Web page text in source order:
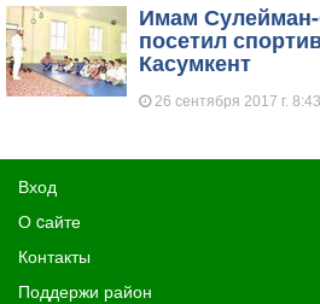
Имам
посетил
Касумкент
26 сентября 2017 г. 8:43
Вход
О cайте
Контакты
Поддержи район